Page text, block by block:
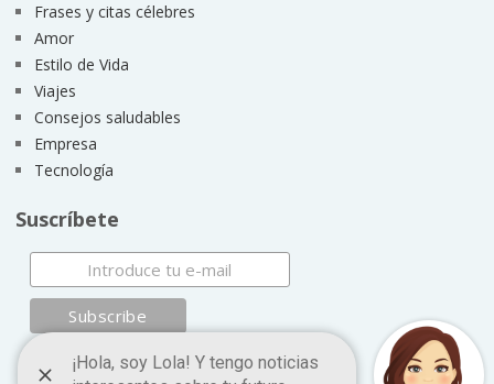
Frases y citas célebres
Amor
Estilo de Vida
Viajes
Consejos saludables
Empresa
Tecnología
Suscríbete